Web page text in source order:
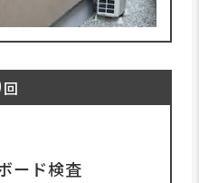
回
ード検査